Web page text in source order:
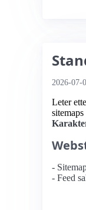
2026-07-
Leter
-
- Feed